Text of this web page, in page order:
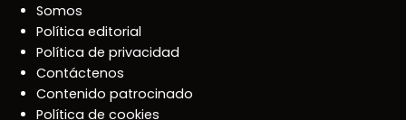
Somos
Política editorial
Política de privacidad
Contáctenos
Contenido patrocinado
Política de cookies